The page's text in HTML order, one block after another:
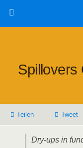
Spill­overs
Tei­len Tweet
Dry-ups in